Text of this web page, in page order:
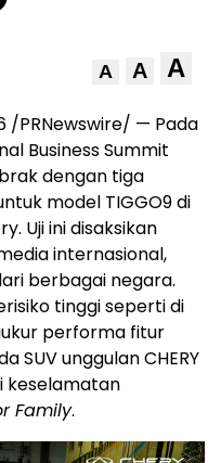
A A A
/PRNewswire/ — Pada
Business Summit
dengan tiga
model TIGGO9 di
Uji ini disaksikan
internasional,
berbagai negara.
tinggi seperti di
performa fitur
SUV unggulan CHERY
keselamatan
Family.